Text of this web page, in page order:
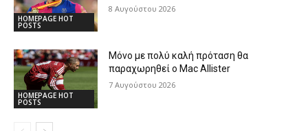
HOMEPAGE HOT
POSTS
8 Αυγούστου 2026
HOMEPAGE HOT
POSTS
Μόνο με πολύ καλή πρόταση θα
παραχωρηθεί ο Mac Allister
7 Αυγούστου 2026